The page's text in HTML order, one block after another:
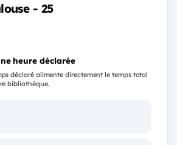
- 25
heure déclarée
déclaré alimente directement le temps total
bibliothèque.